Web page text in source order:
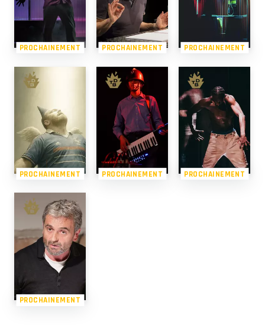
PROCHAINEMENT PROCHAINEMENT PROCHAINEMENT
PROCHAINEMENT PROCHAINEMENT PROCHAINEMENT
PROCHAINEMENT